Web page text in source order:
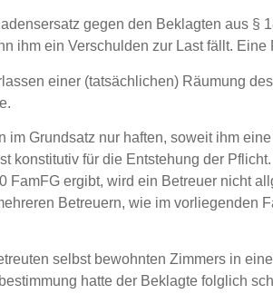
gegen den Beklagten aus
ihm ein Verschulden zur Last fällt.
einer (tatsächlichen) Räumung
im Grundsatz nur haften, soweit ihm
konstitutiv für die Entstehung der
FamFG ergibt, wird ein Betreuer nicht
Betreuern, wie im vorliegenden
selbst bewohnten Zimmers in
hatte der Beklagte folglich